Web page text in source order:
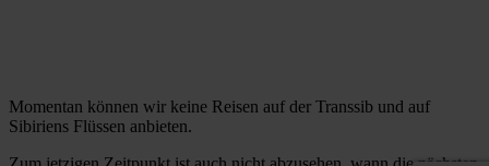
Momentan können wir keine Reisen auf der Transsib und auf
Sibiriens Flüssen anbieten.